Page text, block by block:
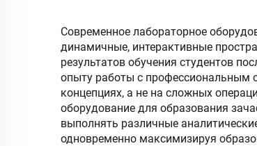
Современное лабораторное
динамичные, интерактивные
результатов обучения студентов
опыту работы с профессиональным
концепциях, а не на сложных
оборудование для образования
выполнять различные
одновременно максимизируя